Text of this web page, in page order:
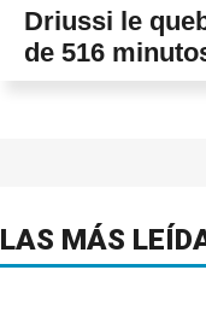
Driussi le
de 516
LAS MÁS